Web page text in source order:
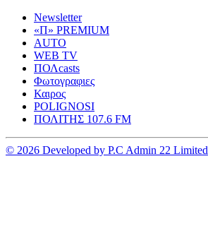
Newsletter
«Π» PREMIUM
AUTO
WEB TV
ΠΟΛcasts
Φωτογραφιες
Καιρος
POLIGNOSI
ΠΟΛΙΤΗΣ 107.6 FM
© 2026 Developed by P.C Admin 22 Limited